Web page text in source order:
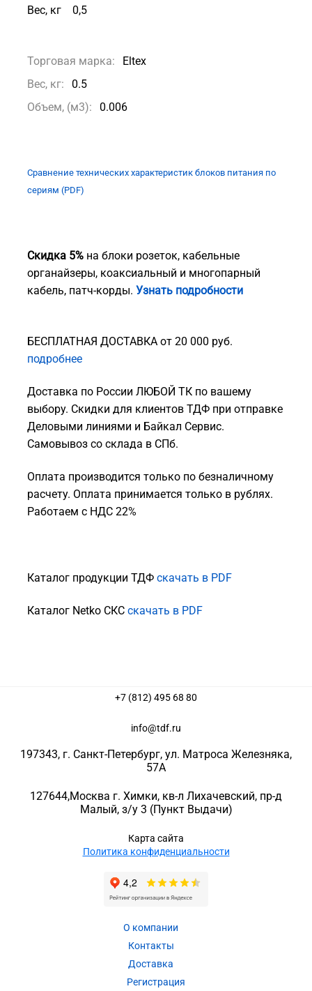
Вес, кг 0,5
Торговая марка:
Eltex
Вес, кг:
0.5
Объем, (м3):
0.006
Сравнение технических характеристик блоков питания по
сериям (PDF)
Скидка 5% на блоки розеток, кабельные
органайзеры, коаксиальный и многопарный
кабель, патч-корды. Узнать подробности
БЕСПЛАТНАЯ ДОСТАВКА от 20 000 руб.
подробнее
Доставка по России ЛЮБОЙ ТК по вашему
выбору. Скидки для клиентов ТДФ при отправке
Деловыми линиями и Байкал Сервис.
Самовывоз со склада в СПб.
Оплата производится только по безналичному
расчету. Оплата принимается только в рублях.
Работаем с НДС 22%
Каталог продукции ТДФ скачать в PDF
Каталог Netko СКС скачать в PDF
+7 (812) 495 68 80
info@tdf.ru
197343, г. Санкт-Петербург, ул. Матроса Железняка,
57A
127644,Москва г. Химки, кв-л Лихачевский, пр-д
Малый, з/у 3 (Пункт Выдачи)
Карта сайта
Политика конфиденциальности
О компании
Контакты
Доставка
Регистрация